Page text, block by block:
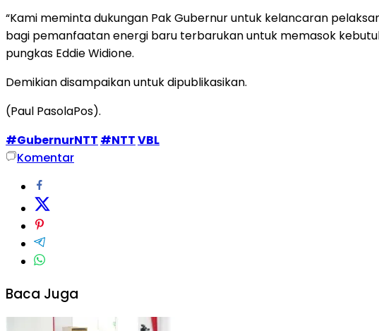
“Kami meminta dukungan Pak Gubernur untuk kelancaran
bagi pemanfaatan energi baru terbarukan untuk memasok
pungkas Eddie Widione.
Demikian disampaikan untuk dipublikasikan.
(Paul PasolaPos).
#GubernurNTT #NTTVBL
Komentar
Baca Juga